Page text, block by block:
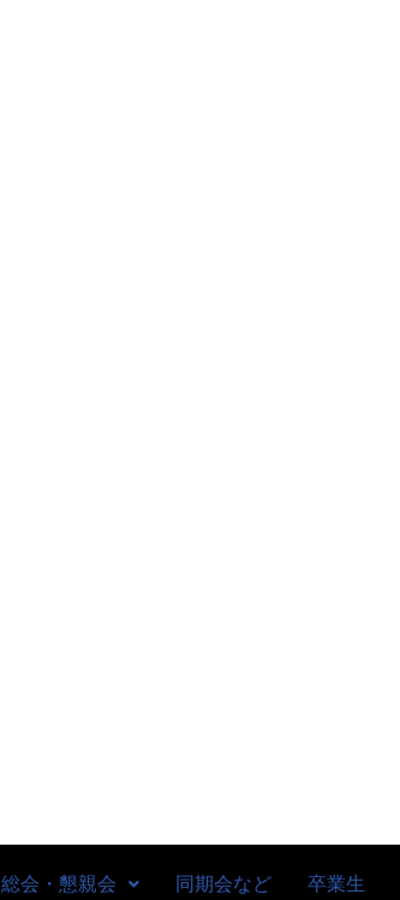
総会・懇親会 同期会など 卒業生